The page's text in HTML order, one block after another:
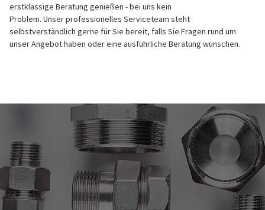
erstklassige Beratung genießen - bei uns kein
Problem. Unser professionelles Serviceteam steht
selbstverständlich gerne für Sie bereit, falls Sie Fragen rund um
unser Angebot haben oder eine ausführliche Beratung wünschen.